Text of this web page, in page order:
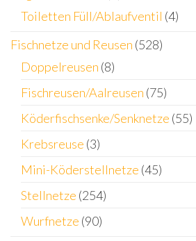
Toiletten Füll/Ablaufventil (4)
Fischnetze und Reusen (528)
Doppelreusen (8)
Fischreusen/Aalreusen (75)
Köderfischsenke/Senknetze (55)
Krebsreuse (3)
Mini-Köderstellnetze (45)
Stellnetze (254)
Wurfnetze (90)